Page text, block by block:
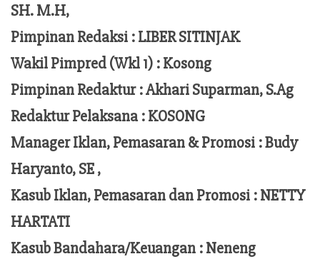
SH. M.H,
Pimpinan Redaksi :LIBER SITINJAK
Wakil Pimpred (Wkl 1) : Kosong
Pimpinan Redaktur :Akhari Suparman, S.Ag
Redaktur Pelaksana :KOSONG
Manager Iklan, Pemasaran & Promosi :Budy
Haryanto, SE ,
Kasub Iklan, Pemasaran dan Promosi :NETTY
HARTATI
Kasub Bandahara/Keuangan :Neneng